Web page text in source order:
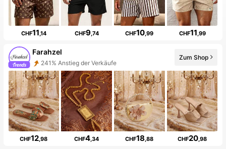
CHF11 ,14 CHF9,74 CHF10 ,99 CHF11 ,99
Farahzel
241% Anstieg der Verkäufe
Zum Shop
CHF12 ,98 CHF4 ,34 CHF18 ,88 CHF20 ,98